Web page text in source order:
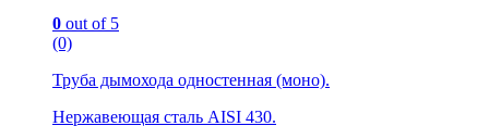
0 out of 5
(0)
Труба дымохода одностенная (моно).
Нержавеющая сталь AISI 430.